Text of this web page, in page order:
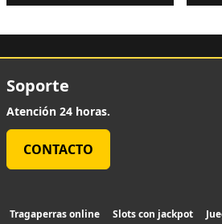
Soporte
Atención 24 horas.
CONTACTO
Tragaperras online Slots con jackpot